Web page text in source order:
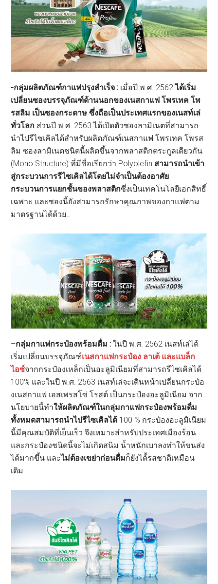
-กลุ่มผลิตภัณฑ์กาแฟปรุงสำเร็จ : เมื่อปี พ.ศ. 2562ได้เริ่ม
เปลี่ยนซองบรรจุภัณฑ์ด้านนอกของเนสกาแฟ โพรเทค โพ
รสลิม เป็นซองกระดาษ ซึ่งถือเป็นประเทศแรกของเนสท์เล่
ทั่วโลก ส่วนปี พ.ศ. 2563 ได้เปิดตัวซองลามิเนตที่สามารถ
นำไปรีไซเคิลได้สำหรับผลิตภัณฑ์เนสกาแฟ โพรเทค โพรส
ลิม ซองลามิเนตชนิดนี้ผลิตขึ้นจากพลาสติกตระกูลเดียวกัน
(Mono Structure) ที่มีชื่อเรียกว่า Polyolefin สามารถนำเข้า
สู่กระบวนการรีไซเคิลได้โดยไม่จำเป็นต้องอาศัย
กระบวนการแยกชั้นของพลาสติกซึ่งเป็นเทคโนโลยีเอกสิทธิ์
เฉพาะ และซองนี้ยังสามารถรักษาคุณภาพของกาแฟตาม
มาตรฐานได้ด้วย..
–กลุ่มกาแฟกระป๋องพร้อมดื่ม :ในปี พ.ศ. 2562 เนสท์เล่ได้
เริ่มเปลี่ยนบรรจุภัณฑ์เนสกาแฟกระป๋อง ลาเต้ และแบล็ก
ไอซ์จากกระป๋องเหล็กเป็นอะลูมิเนียมที่สามารถรีไซเคิลได้
100% และในปี พ.ศ. 2563 เนสท์เล่จะเดินหน้าเปลี่ยนกระป๋อ
งเนสกาแฟ เอสเพรสโซ่ โรสต์ เป็นกระป๋องอะลูมิเนียม จาก
นโยบายนี้ทำให้ผลิตภัณฑ์ในกลุ่มกาแฟกระป๋องพร้อมดื่ม
ทั้งหมดสามารถนำไปรีไซเคิลได้ 100 % กระป๋องอะลูมิเนียม
นี้มีคุณสมบัติที่เย็นเร็ว จึงเหมาะสำหรับประเทศเมืองร้อน
และกระป๋องชนิดนี้จะไม่เกิดสนิม น้ำหนักเบาลงทำให้ขนส่ง
ได้มากขึ้น และไม่ต้องเขย่าก่อนดื่มก็ยังได้้รสชาติเหมือน
เดิม